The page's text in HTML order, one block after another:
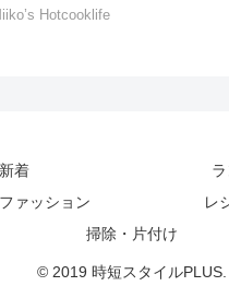
Hotcooklife
新着
ァッション
レ
掃除・片付け
© 2019 時短スタイルPLUS.